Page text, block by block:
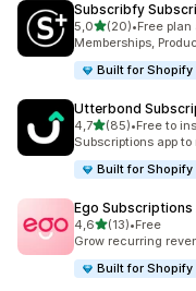
Subscribfy
5,0na 5 gwiazdek
(20)
Łączna liczba
•Free
Memberships,
Built for Shopify
Utterbond
4,7na 5 gwiazdek
(85)
Łączna liczba
•Free to
Subscriptions app
Built for Shopify
Ego Subscriptions
4,6na 5 gwiazdek
(13)
Łączna liczba
•Free
Grow recurring
Built for Shopify